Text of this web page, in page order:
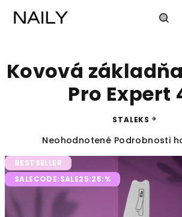
Kovová
Pro Expert
STALEKS ®
Priemerné
produktu
je
0,0
Neohodnotené Podrobnosti
BESTSELLER
SALECODE:SALE25:25:%